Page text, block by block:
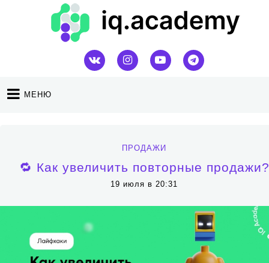
МЕНЮ
ПРОДАЖИ
🔁 Как увеличить повторные продажи?
19 июля в 20:31